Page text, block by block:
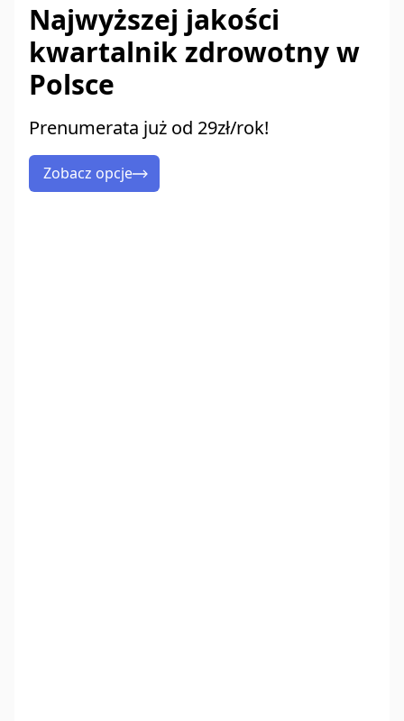
Najwyższej jakości
kwartalnik zdrowotny w
Polsce
Prenumerata już od 29zł/rok!
Zobacz opcje